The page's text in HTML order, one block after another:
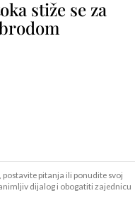
stiže se za
pitanja ili ponudite svoj
dijalog i obogatiti zajednicu